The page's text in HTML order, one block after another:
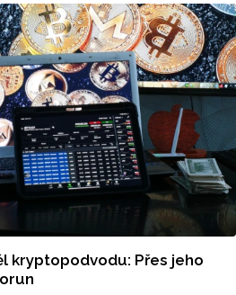
tisíc korun si půjčil na jeho
peníze nedostal
dlouhé roky zadlužil. Pachateli
jednoho roku do pěti let vězení.
mluvčí Libor Hejtman.
kryptopodvodu: Přes jeho